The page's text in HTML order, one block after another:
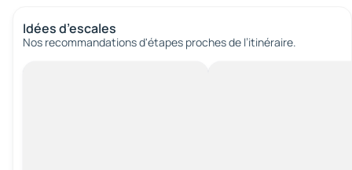
Idées d’escales
Nos recommandations d'étapes proches de l’itinéraire.